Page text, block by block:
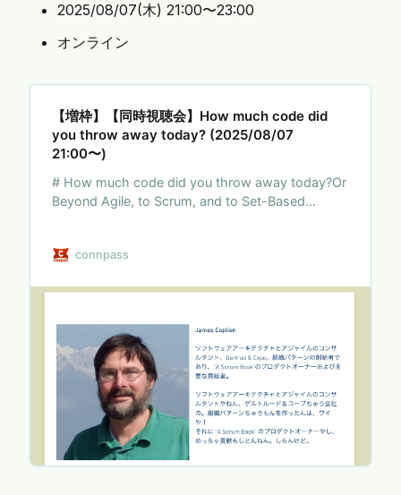
2025/08/07(木) 21:00〜23:00
オンライン
【増枠】【同時視聴会】How much code did
you throw away today? (2025/08/07
21:00〜)
# How much code did you throw away today?Or
Beyond Agile, to Scrum, and to Set-Based
先日開催されたスクラムフェス大阪で、A Scrum
Coplienさんがアジャイルやスクラムにおける欺瞞と
ました。 ### トランクベース開発の良し悪しやリフ
ァクタリングの良し悪しなどつつみかくさずに…
connpass